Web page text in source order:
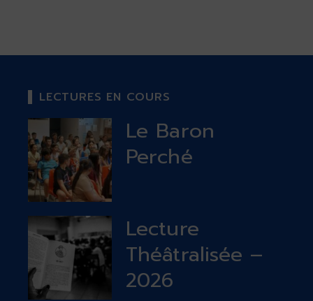
LECTURES EN COURS
Le Baron
Perché
Lecture
Théâtralisée –
2026